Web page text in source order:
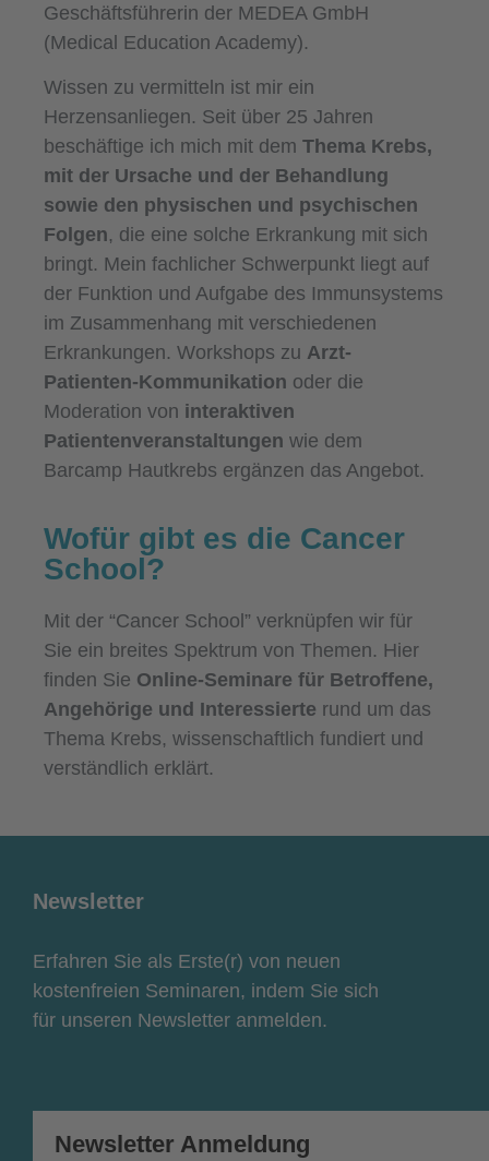
Geschäftsführerin der MEDEA GmbH
(Medical Education Academy).
Wissen zu vermitteln ist mir ein
Herzensanliegen. Seit über 25 Jahren
beschäftige ich mich mit dem Thema Krebs,
mit der Ursache und der Behandlung
sowie den physischen und psychischen
Folgen, die eine solche Erkrankung mit sich
bringt. Mein fachlicher Schwerpunkt liegt auf
der Funktion und Aufgabe des Immunsystems
im Zusammenhang mit verschiedenen
Erkrankungen. Workshops zu Arzt-
Patienten-Kommunikation oder die
Moderation von interaktiven
Patientenveranstaltungen wie dem
Barcamp Hautkrebs ergänzen das Angebot.
Wofür gibt es die Cancer
School?
Mit der “Cancer School” verknüpfen wir für
Sie ein breites Spektrum von Themen. Hier
finden Sie Online-Seminare für Betroffene,
Angehörige und Interessierte rund um das
Thema Krebs, wissenschaftlich fundiert und
verständlich erklärt.
Newsletter
Erfahren Sie als Erste(r) von neuen
kostenfreien Seminaren, indem Sie sich
für unseren Newsletter anmelden.
Newsletter Anmeldung